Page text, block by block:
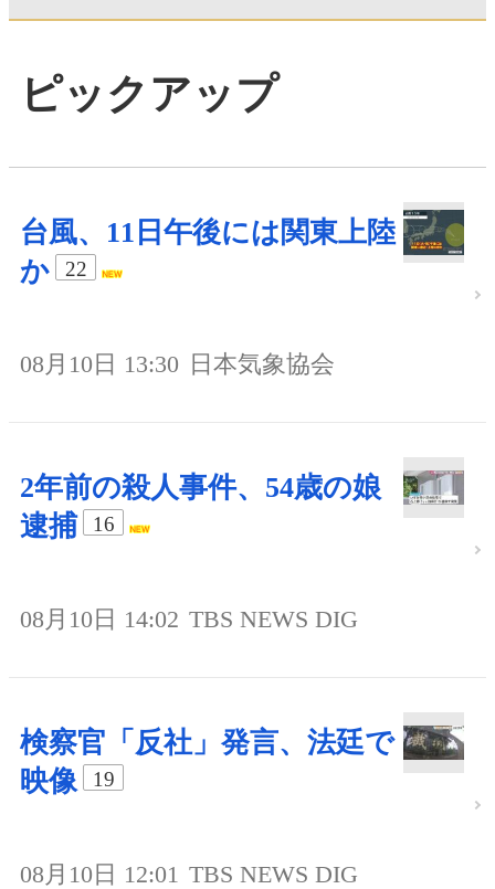
ピックアップ
台風、11日午後には関東上陸
か
22
08月10日 13:30 日本気象協会
2年前の殺人事件、54歳の娘
逮捕
16
08月10日 14:02 TBS NEWS DIG
検察官「反社」発言、法廷で
映像
19
08月10日 12:01 TBS NEWS DIG